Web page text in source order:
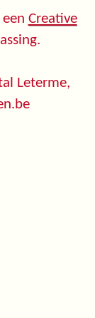
Creative
Leterme,